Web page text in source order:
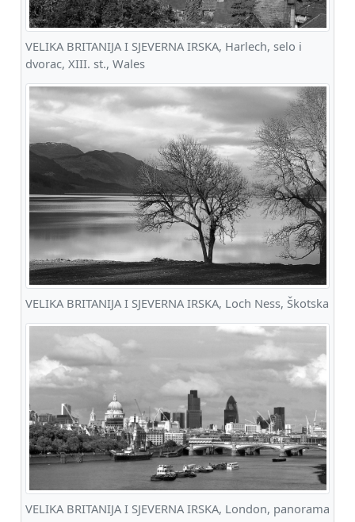
VELIKA BRITANIJA I SJEVERNA IRSKA, Harlech, selo i
dvorac, XIII. st., Wales
VELIKA BRITANIJA I SJEVERNA IRSKA, Loch Ness, Škotska
VELIKA BRITANIJA I SJEVERNA IRSKA, London, panorama